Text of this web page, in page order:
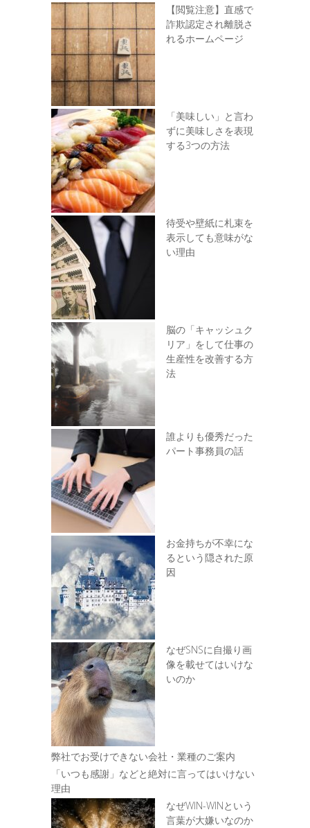
【閲覧注意】直感で
詐欺認定され離脱さ
れるホームページ
「美味しい」と言わ
ずに美味しさを表現
する3つの方法
待受や壁紙に札束を
表示しても意味がな
い理由
脳の「キャッシュク
リア」をして仕事の
生産性を改善する方
法
誰よりも優秀だった
パート事務員の話
お金持ちが不幸にな
るという隠された原
因
なぜSNSに自撮り画
像を載せてはいけな
いのか
弊社でお受けできない会社・業種のご案内
「いつも感謝」などと絶対に言ってはいけない
理由
なぜWIN-WINという
言葉が大嫌いなのか